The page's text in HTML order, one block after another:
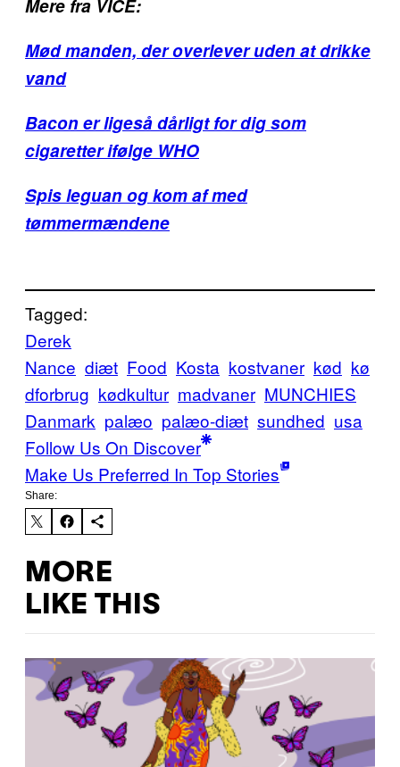
Mere fra VICE:
Mød manden, der overlever uden at drikke
vand
Bacon er ligeså dårligt for dig som
cigaretter ifølge WHO
Spis leguan og kom af med
tømmermændene
Tagged:
Derek
Nance diæt Food Kosta kostvaner kød kø
dforbrug kødkultur madvaner MUNCHIES
Danmark palæo palæo-diæt sundhed usa
Follow Us On Discover
Make Us Preferred In Top Stories
Share:
MORE
LIKE THIS